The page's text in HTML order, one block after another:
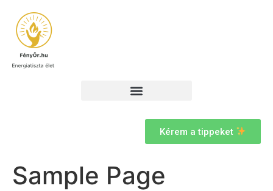
Kérem a tippeket
Sample Page